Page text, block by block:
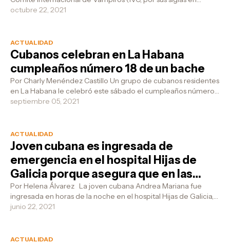
inglés), con sede en...
octubre 22, 2021
ACTUALIDAD
Cubanos celebran en La Habana
cumpleaños número 18 de un bache
Por Charly Menéndez Castillo Un grupo de cubanos residentes
en La Habana le celebró este sábado el cumpleaños número
18 a uno de los bache m...
septiembre 05, 2021
ACTUALIDAD
Joven cubana es ingresada de
emergencia en el hospital Hijas de
Galicia porque asegura que en las
noches se convierte en un chiguagua
Por Helena Álvarez La joven cubana Andrea Mariana fue
ingresada en horas de la noche en el hospital Hijas de Galicia,
luego de que le ca...
junio 22, 2021
ACTUALIDAD